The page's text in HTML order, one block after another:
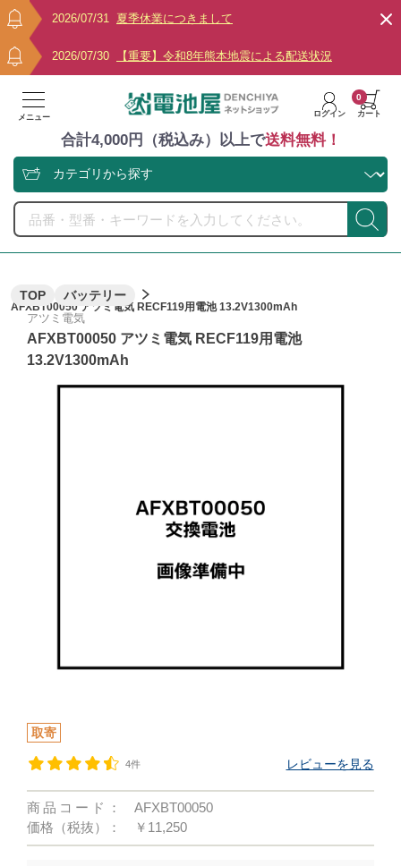
2026/07/31 夏季休業につきまして
2026/07/30 【重要】令和8年熊本地震による配送状況
メニュー ログイン カート
0
合計4,000円（税込み）以上で送料無料！
TOP バッテリー
AFXBT00050 アツミ電気 RECF119用電池 13.2V1300mAh
アツミ電気
AFXBT00050 アツミ電気 RECF119用電池
13.2V1300mAh
取寄
4件 レビューを見る
商品コード：
AFXBT00050
価格（税抜）：
￥11,250